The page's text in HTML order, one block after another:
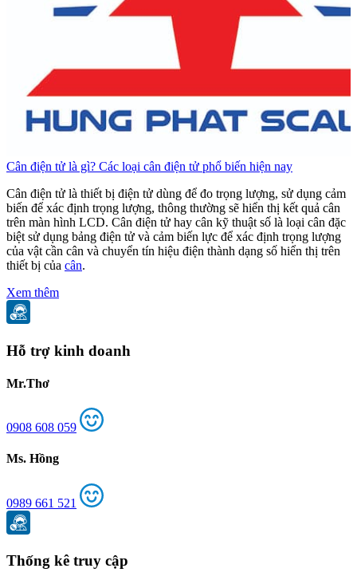
Cân điện tử là gì? Các loại cân điện tử phổ biến hiện nay
Cân điện tử là thiết bị điện tử dùng để đo trọng lượng, sử dụng cảm
biến để xác định trọng lượng, thông thường sẽ hiển thị kết quả cân
trên màn hình LCD. Cân điện tử hay cân kỹ thuật số là loại cân đặc
biệt sử dụng bảng điện tử và cảm biến lực để xác định trọng lượng
của vật cần cân và chuyển tín hiệu điện thành dạng số hiển thị trên
thiết bị của cân.
Xem thêm
Hỗ trợ kinh doanh
Mr.Thơ
0908 608 059
Ms. Hồng
0989 661 521
Thống kê truy cập